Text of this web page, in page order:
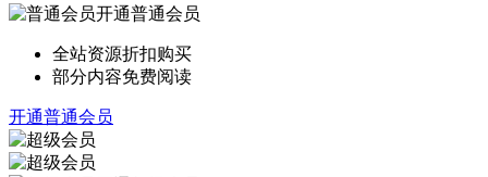
开通普通会员
全站资源折扣购买
部分内容免费阅读
开通普通会员